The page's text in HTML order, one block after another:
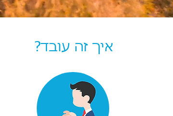
איך זה עובד?